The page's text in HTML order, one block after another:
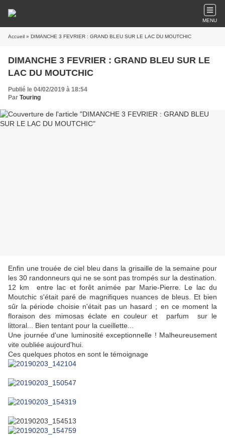
MENU
Accueil » DIMANCHE 3 FEVRIER : GRAND BLEU SUR LE LAC DU MOUTCHIC
DIMANCHE 3 FEVRIER : GRAND BLEU SUR LE
LAC DU MOUTCHIC
Publié le 04/02/2019 à 18:54
Par Touring
Enfin une trouée de ciel bleu dans la grisaille de la semaine pour
les 30 randonneurs qui ne se sont pas trompés sur la destination.
12 km entre lac et forêt animée par Marie-Pierre. Le lac du
Moutchic s'était paré de magnifiques nuances de bleus. Et bien
sûr la période choisie n'était pas un hasard ; en ce moment la
floraison des mimosas éclate en couleur et parfum sur le
littoral... Bien tentant pour la cueillette...
Une journée d'une luminosité exceptionnelle ! Malheureusement
vite oubliée aujourd'hui.
Ces quelques photos en sont le témoignage